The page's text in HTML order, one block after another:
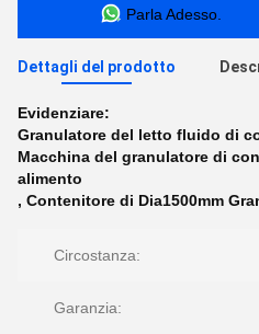
Parla Adesso.
Dettagli del prodotto
Evidenziare:
Granulatore del letto fluido di
Macchina del granulatore di
alimento
, Contenitore di Dia1500mm
Circostanza:
Garanzia: